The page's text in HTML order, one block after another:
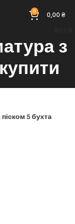
0 0,00₴
з
5 бухта